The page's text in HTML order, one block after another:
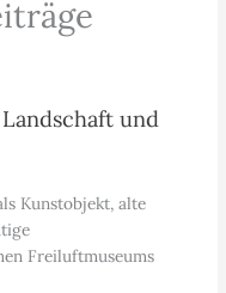
und
Kunstobjekt, alte
Freiluftmuseums